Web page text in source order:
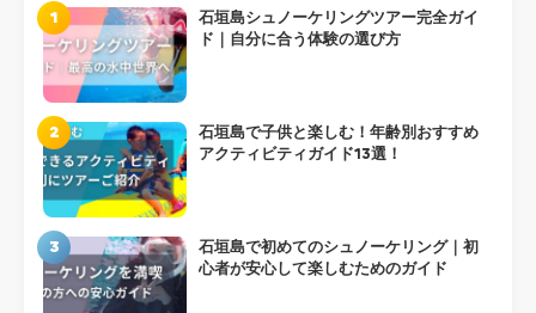
1
石垣島シュノーケリングツアー完全ガイ
ド｜自分に合う体験の選び方
2
石垣島で子供と楽しむ！年齢別おすすめ
アクティビティガイド13選！
3
石垣島で初めてのシュノーケリング｜初
心者が安心して楽しむためのガイド